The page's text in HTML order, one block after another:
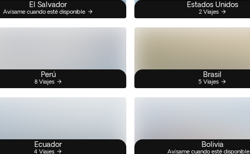
El Salvador
Avísame cuando esté disponible
Estados Unidos
2 Viajes
Perú
8 Viajes
Brasil
5 Viajes
Ecuador
4 Viajes
Bolivia
Avísame cuando esté disponible